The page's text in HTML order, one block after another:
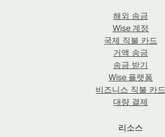
해외 송금
Wise 계정
국제 직불 카드
거액 송금
송금 받기
Wise 플랫폼
비즈니스 직불 카드
대량 결제
리소스